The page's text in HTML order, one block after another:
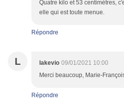
Quatre kilo et 53 centimètres,
elle qui est toute menue.
Répondre
L lakevio 09/01/2021 10:00
Merci beaucoup, Marie-
Répondre